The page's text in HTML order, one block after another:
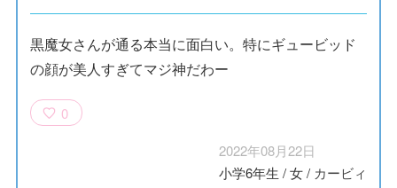
黒魔女さんが通る本当に面白い。特にギュービッド
の顔が美人すぎてマジ神だわー
0
2022年08月22日
小学6年生 /女/ カービィ